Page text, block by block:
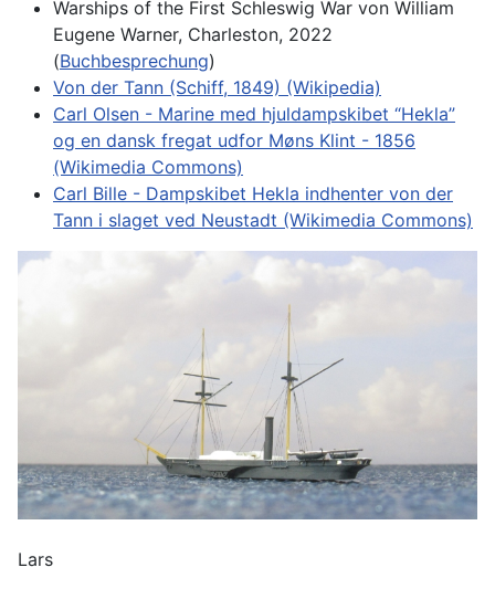
Warships of the First Schleswig War von William
Eugene Warner, Charleston, 2022
(Buchbesprechung)
Von der Tann (Schiff, 1849) (Wikipedia)
Carl Olsen - Marine med hjuldampskibet “Hekla”
og en dansk fregat udfor Møns Klint - 1856
(Wikimedia Commons)
Carl Bille - Dampskibet Hekla indhenter von der
Tann i slaget ved Neustadt (Wikimedia Commons)
Lars